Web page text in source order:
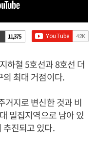
11,375
하철 5호선과 8호선 더
최대 거점이다.
거지로 변신한 것과 비
밀집지역으로 남아 있
추진되고 있다.